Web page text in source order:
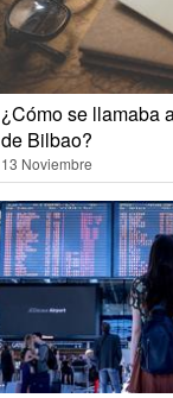
¿Cómo se llamaba
de Bilbao?
13 Noviembre